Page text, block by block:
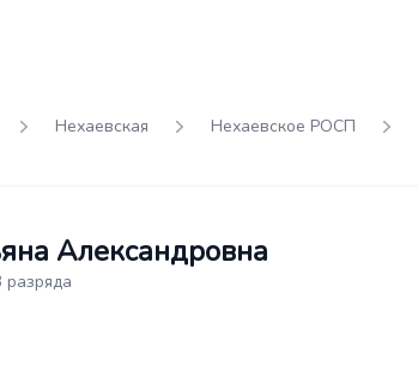
Нехаевская Нехаевское РОСП
Александровна